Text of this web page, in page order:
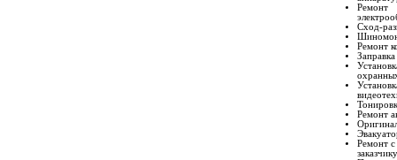
Ремонт
Сход-
Ремонт
Ремонт
Ремонт с
заказчику